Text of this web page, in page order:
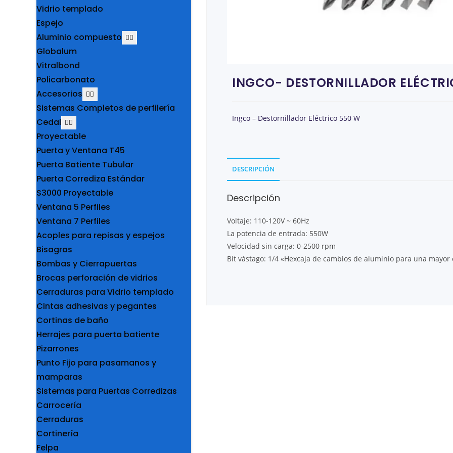
INGCO- DESTORNILLADOR
Ingco – Destornillador Eléctrico 550 W
DESCRIPCIÓN
Descripción
Voltaje: 110-120V ~ 60Hz
La potencia de entrada: 550W
Velocidad sin carga: 0-2500 rpm
Bit vástago: 1/4 «Hexcaja de cambios de aluminio para una
Vidrio templado
Espejo
Aluminio compuesto
Globalum
Vitralbond
Policarbonato
Accesorios
Sistemas Completos de perfilería
Cedal
Proyectable
Puerta y Ventana T45
Puerta Batiente Tubular
Puerta Corrediza Estándar
S3000 Proyectable
Ventana 5 Perfiles
Ventana 7 Perfiles
Acoples para repisas y espejos
Bisagras
Bombas y Cierrapuertas
Brocas perforación de vidrios
Cerraduras para Vidrio templado
Cintas adhesivas y pegantes
Cortinas de baño
Herrajes para puerta batiente
Pizarrones
Punto Fijo para pasamanos y
mamparas
Sistemas para Puertas Corredizas
Carrocería
Cerraduras
Cortinería
Felpa